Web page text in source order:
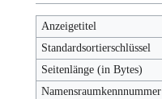
Anzeigetitel
Standardsortierschlüssel
Seitenlänge (in Bytes)
Namensraumkennnummer